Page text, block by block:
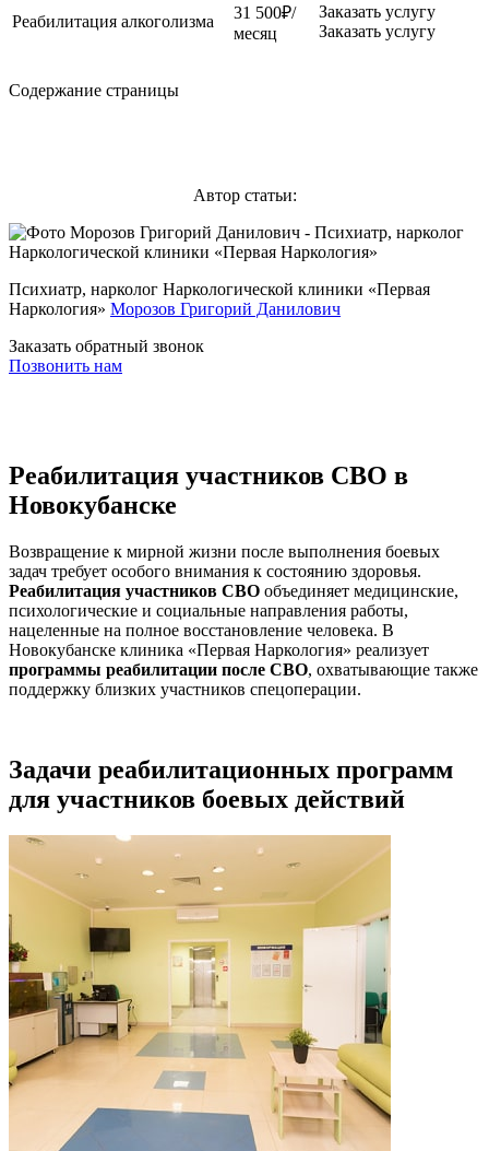
Реабилитация алкоголизма
31 500₽/
месяц
Заказать услугу
Заказать услугу
Содержание страницы
Автор статьи:
Психиатр, нарколог Наркологической клиники «Первая
Наркология» Морозов Григорий Данилович
Заказать обратный звонок
Позвонить нам
Реабилитация участников СВО в
Новокубанске
Возвращение к мирной жизни после выполнения боевых
задач требует особого внимания к состоянию здоровья.
Реабилитация участников СВО объединяет медицинские,
психологические и социальные направления работы,
нацеленные на полное восстановление человека. В
Новокубанске клиника «Первая Наркология» реализует
программы реабилитации после СВО, охватывающие также
поддержку близких участников спецоперации.
Задачи реабилитационных программ
для участников боевых действий